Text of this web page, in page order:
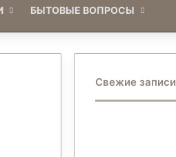
БЫТОВЫЕ ВОПРОСЫ
Свежие записи